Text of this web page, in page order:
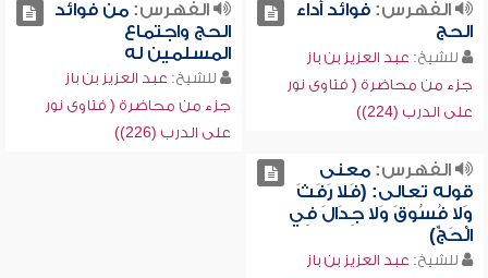
الفهرس:فوائد أداء
الحج
للشيخ: عبد العزيز بن باز
جزء من محاضرة ( فتاوى نور
على الدرب (224))
الفهرس:من فوائد
الحج واجتماع
المسلمين له
للشيخ: عبد العزيز بن باز
جزء من محاضرة ( فتاوى نور
على الدرب (226))
الفهرس:معنى
قوله تعالى: (فَلا رَفَثَ
وَلا فُسُوقَ وَلا جِدَالَ فِي
الْحَجِّ)
للشيخ: عبد العزيز بن باز